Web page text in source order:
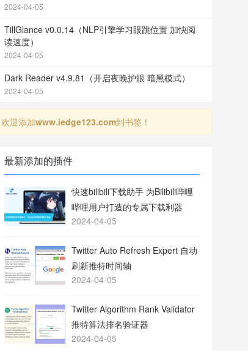
2024-04-05
TillGlance v0.0.14（NLP引擎学习眼跳位置 加快阅
读速度）
2024-04-05
Dark Reader v4.9.81（开启夜晚护眼 暗黑模式）
2024-04-05
欢迎添加www.iedge123.com到书签！
最新添加的插件
快速bilibili下载助手 为Bilibili哔哩
哔哩用户打造的专属下载利器
2024-04-05
Twitter Auto Refresh Expert 自动
刷新推特时间轴
2024-04-05
Twitter Algorithm Rank Validator
推特算法排名验证器
2024-04-05